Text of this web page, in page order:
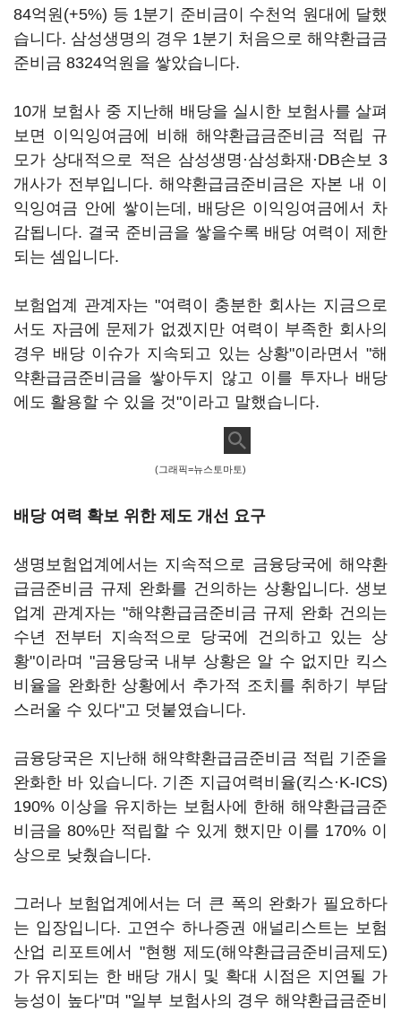
84억원(+5%) 등 1분기 준비금이 수천억 원대에 달했
습니다. 삼성생명의 경우 1분기 처음으로 해약환급금
준비금 8324억원을 쌓았습니다.
10개 보험사 중 지난해 배당을 실시한 보험사를 살펴
보면 이익잉여금에 비해 해약환급금준비금 적립 규
모가 상대적으로 적은 삼성생명·삼성화재·DB손보 3
개사가 전부입니다. 해약환급금준비금은 자본 내 이
익잉여금 안에 쌓이는데, 배당은 이익잉여금에서 차
감됩니다. 결국 준비금을 쌓을수록 배당 여력이 제한
되는 셈입니다.
보험업계 관계자는 "여력이 충분한 회사는 지금으로
서도 자금에 문제가 없겠지만 여력이 부족한 회사의
경우 배당 이슈가 지속되고 있는 상황"이라면서 "해
약환급금준비금을 쌓아두지 않고 이를 투자나 배당
에도 활용할 수 있을 것"이라고 말했습니다.
(그래픽=뉴스토마토)
배당 여력 확보 위한 제도 개선 요구
생명보험업계에서는 지속적으로 금융당국에 해약환
급금준비금 규제 완화를 건의하는 상황입니다. 생보
업계 관계자는 "해약환급금준비금 규제 완화 건의는
수년 전부터 지속적으로 당국에 건의하고 있는 상
황"이라며 "금융당국 내부 상황은 알 수 없지만 킥스
비율을 완화한 상황에서 추가적 조치를 취하기 부담
스러울 수 있다"고 덧붙였습니다.
금융당국은 지난해 해약햑환급금준비금 적립 기준을
완화한 바 있습니다. 기존 지급여력비율(킥스·K-ICS)
190% 이상을 유지하는 보험사에 한해 해약환급금준
비금을 80%만 적립할 수 있게 했지만 이를 170% 이
상으로 낮췄습니다.
그러나 보험업계에서는 더 큰 폭의 완화가 필요하다
는 입장입니다. 고연수 하나증권 애널리스트는 보험
산업 리포트에서 "현행 제도(해약환급금준비금제도)
가 유지되는 한 배당 개시 및 확대 시점은 지연될 가
능성이 높다"며 "일부 보험사의 경우 해약환급금준비